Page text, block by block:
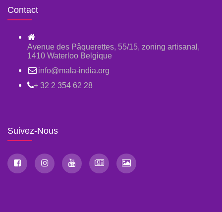
Contact
Avenue des Pâquerettes, 55/15, zoning artisanal,
1410 Waterloo Belgique
info@mala-india.org
+ 32 2 354 62 28
Suivez-Nous